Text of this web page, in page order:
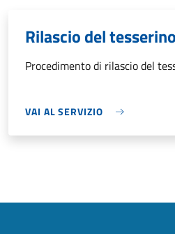
Rilascio del
Procedimento di rilascio del
VAI AL SERVIZIO